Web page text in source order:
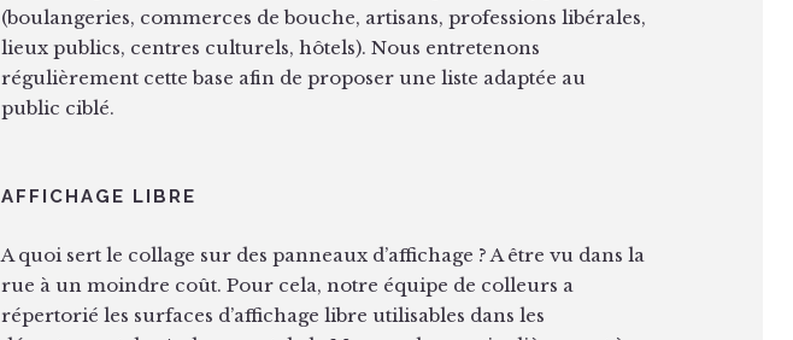
(boulangeries, commerces de bouche, artisans, professions libérales,
lieux publics, centres culturels, hôtels). Nous entretenons
régulièrement cette base afin de proposer une liste adaptée au
public ciblé.
AFFICHAGE LIBRE
A quoi sert le collage sur des panneaux d’affichage ? A être vu dans la
rue à un moindre coût. Pour cela, notre équipe de colleurs a
répertorié les surfaces d’affichage libre utilisables dans les